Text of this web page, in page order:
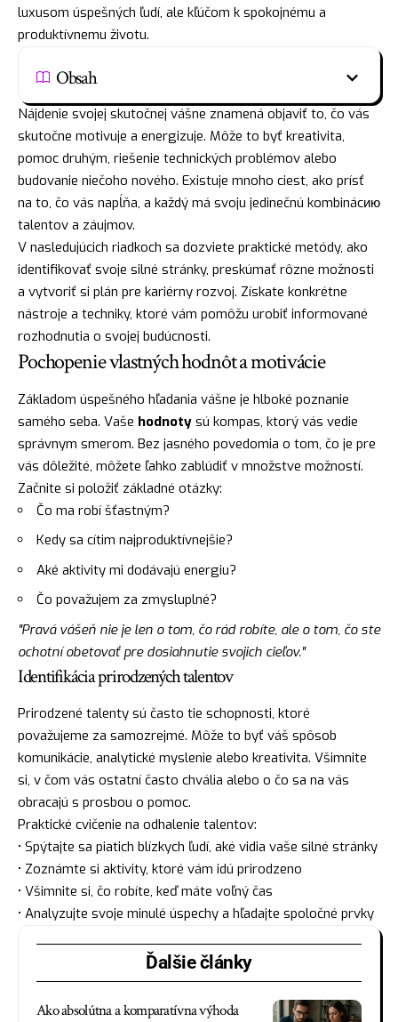
luxusom úspešných ľudí, ale kľúčom k spokojnému a
produktívnemu životu.
Obsah
Nájdenie svojej skutočnej vášne znamená objaviť to, čo vás
skutočne motivuje a energizuje. Môže to byť kreativita,
pomoc druhým, riešenie technických problémov alebo
budovanie niečoho nového. Existuje mnoho ciest, ako prísť
na to, čo vás napĺňa, a každý má svoju jedinečnú kombinácию
talentov a záujmov.
V nasledujúcich riadkoch sa dozviete praktické metódy, ako
identifikovať svoje silné stránky, preskúmať rôzne možnosti
a vytvoriť si plán pre kariérny rozvoj. Získate konkrétne
nástroje a techniky, ktoré vám pomôžu urobiť informované
rozhodnutia o svojej budúcnosti.
Pochopenie vlastných hodnôt a motivácie
Základom úspešného hľadania vášne je hlboké poznanie
samého seba. Vaše hodnoty sú kompas, ktorý vás vedie
správnym smerom. Bez jasného povedomia o tom, čo je pre
vás dôležité, môžete ľahko zablúdiť v množstve možností.
Začnite si položiť základné otázky:
Čo ma robí šťastným?
Kedy sa cítim najproduktívnejšie?
Aké aktivity mi dodávajú energiu?
Čo považujem za zmysluplné?
"Pravá vášeň nie je len o tom, čo rád robíte, ale o tom, čo ste
ochotní obetovať pre dosiahnutie svojich cieľov."
Identifikácia prirodzených talentov
Prirodzené talenty sú často tie schopnosti, ktoré
považujeme za samozrejmé. Môže to byť váš spôsob
komunikácie, analytické myslenie alebo kreativita. Všimnite
si, v čom vás ostatní často chvália alebo o čo sa na vás
obracajú s prosbou o pomoc.
Praktické cvičenie na odhalenie talentov:
• Spýtajte sa piatich blízkych ľudí, aké vidia vaše silné stránky
• Zoznámte si aktivity, ktoré vám idú prirodzeno
• Všimnite si, čo robíte, keď máte voľný čas
• Analyzujte svoje minulé úspechy a hľadajte spoločné prvky
Ďalšie články
Ako absolútna a komparatívna výhoda